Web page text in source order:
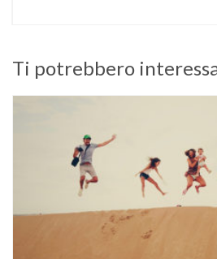
Ti potrebbero